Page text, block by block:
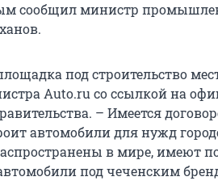
сообщил министр
под строительство
Аuto.ru со ссылкой на
– Имеется
автомобили для нужд
в мире, имеют
под чеченским